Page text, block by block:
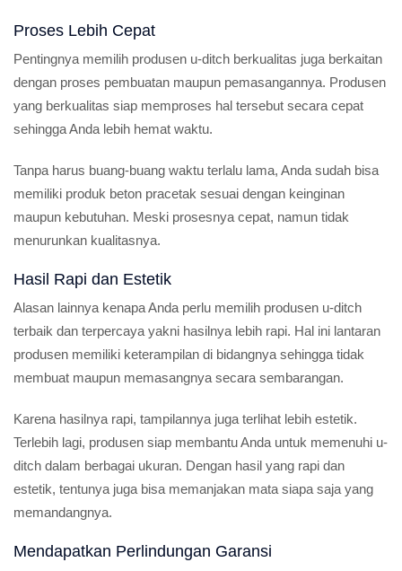
Proses Lebih Cepat
Pentingnya memilih produsen u-ditch berkualitas juga berkaitan
dengan proses pembuatan maupun pemasangannya. Produsen
yang berkualitas siap memproses hal tersebut secara cepat
sehingga Anda lebih hemat waktu.
Tanpa harus buang-buang waktu terlalu lama, Anda sudah bisa
memiliki produk beton pracetak sesuai dengan keinginan
maupun kebutuhan. Meski prosesnya cepat, namun tidak
menurunkan kualitasnya.
Hasil Rapi dan Estetik
Alasan lainnya kenapa Anda perlu memilih produsen u-ditch
terbaik dan terpercaya yakni hasilnya lebih rapi. Hal ini lantaran
produsen memiliki keterampilan di bidangnya sehingga tidak
membuat maupun memasangnya secara sembarangan.
Karena hasilnya rapi, tampilannya juga terlihat lebih estetik.
Terlebih lagi, produsen siap membantu Anda untuk memenuhi u-
ditch dalam berbagai ukuran. Dengan hasil yang rapi dan
estetik, tentunya juga bisa memanjakan mata siapa saja yang
memandangnya.
Mendapatkan Perlindungan Garansi